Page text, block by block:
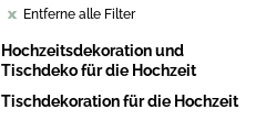
Entferne alle Filter
Hochzeitsdekoration und
Tischdeko für die Hochzeit
Tischdekoration für die Hochzeit